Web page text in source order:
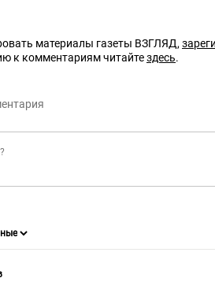
материалы газеты ВЗГЛЯД,
к комментариям читайтездесь.